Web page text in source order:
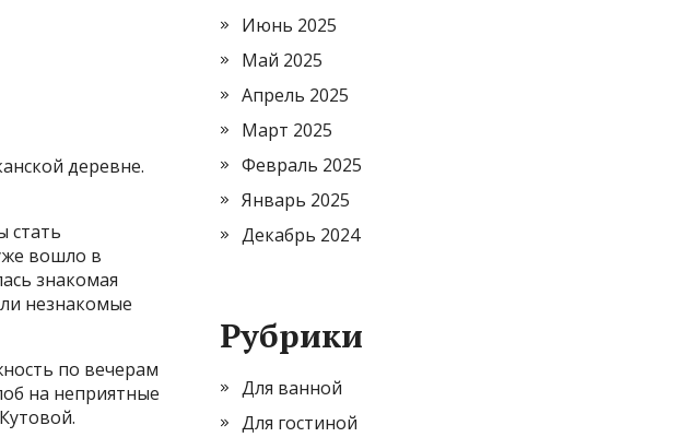
деревне.
стать
вошло в
знакомая
незнакомые
по вечерам
на неприятные
Июнь 2025
Май 2025
Апрель 2025
Март 2025
Февраль 2025
Январь 2025
Декабрь 2024
Рубрики
Для ванной
Для гостиной